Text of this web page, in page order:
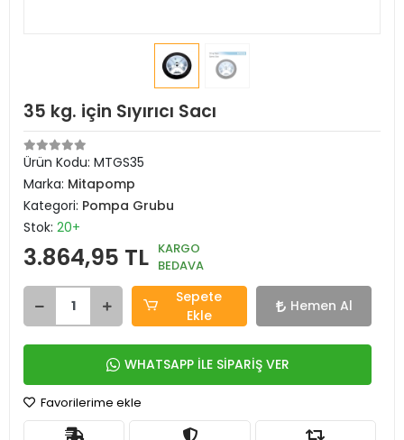
35 kg. için Sıyırıcı Sacı
Ürün Kodu: MTGS35
Marka: Mitapomp
Kategori: Pompa Grubu
Stok: 20+
3.864,95 TL KARGO
BEDAVA
Sepete
Ekle
Hemen Al
WHATSAPP İLE SİPARİŞ VER
Favorilerime ekle